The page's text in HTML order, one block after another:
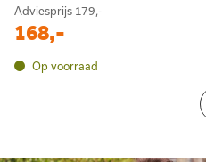
Adviesprijs 179,-
168,-
Op voorraad